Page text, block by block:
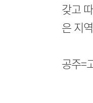
갖고
은 지
공주=